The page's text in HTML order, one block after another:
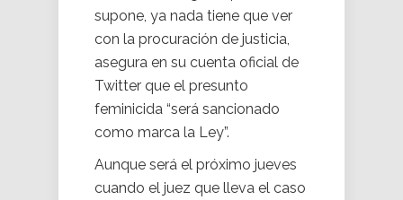
supone, ya nada tiene que ver
con la procuración de justicia,
asegura en su cuenta oficial de
Twitter que el presunto
feminicida “será sancionado
como marca la Ley”.
Aunque será el próximo jueves
cuando el juez que lleva el caso